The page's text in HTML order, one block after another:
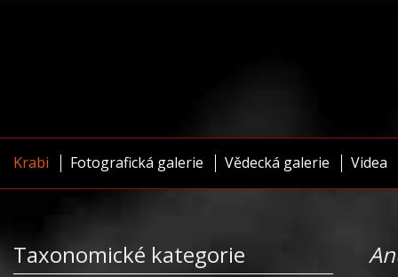
Krabi Fotografická galerie Vědecká galerie Videa
Taxonomické kategorie